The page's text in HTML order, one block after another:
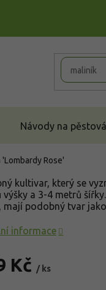
Návody na
Rose'
Kč / ks
kultivar, který se
výšky a 3-4 metrů
mají podobný tvar
informace